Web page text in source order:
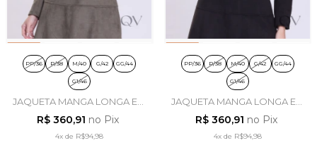
PP/36 P/38 M/40 G/42 GG/44
G1/46
JAQUETA MANGA LONGA EM
SUEDE VERDE - HAPUK
R$ 360,91 no Pix
4x de R$94,98
PP/36 P/38 M/40 G/42 GG/44
G1/46
JAQUETA MANGA LONGA EM
SUEDE PRETO - HAPUK
R$ 360,91 no Pix
4xde R$94,98